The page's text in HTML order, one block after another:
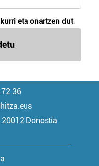
eta onartzen dut.
36
Donostia